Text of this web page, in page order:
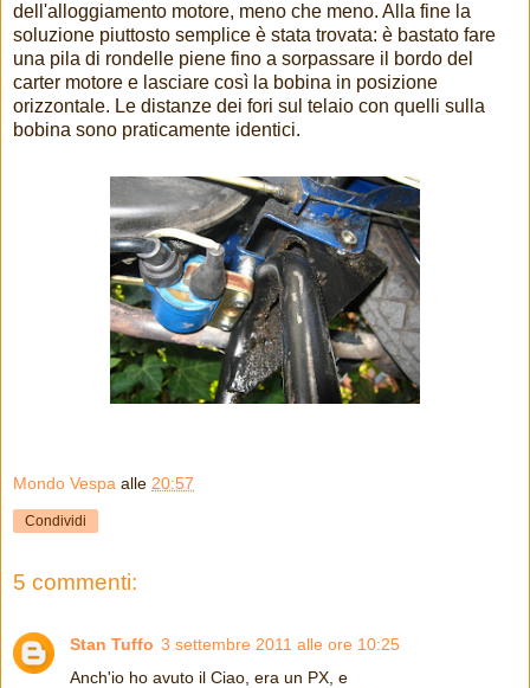
dell'alloggiamento motore, meno che meno. Alla fine la
soluzione piuttosto semplice è stata trovata: è bastato fare
una pila di rondelle piene fino a sorpassare il bordo del
carter motore e lasciare così la bobina in posizione
orizzontale. Le distanze dei fori sul telaio con quelli sulla
bobina sono praticamente identici.
Mondo Vespa alle 20:57
Condividi
5 commenti:
Stan Tuffo 3 settembre 2011 alle ore 10:25
Anch'io ho avuto il Ciao, era un PX, e